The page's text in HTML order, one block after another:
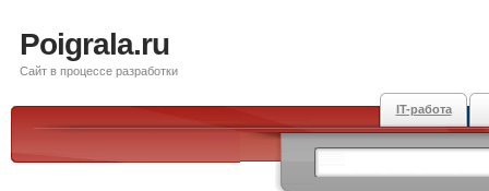
Poigrala.ru
Сайт в процессе разработки
IT-работа